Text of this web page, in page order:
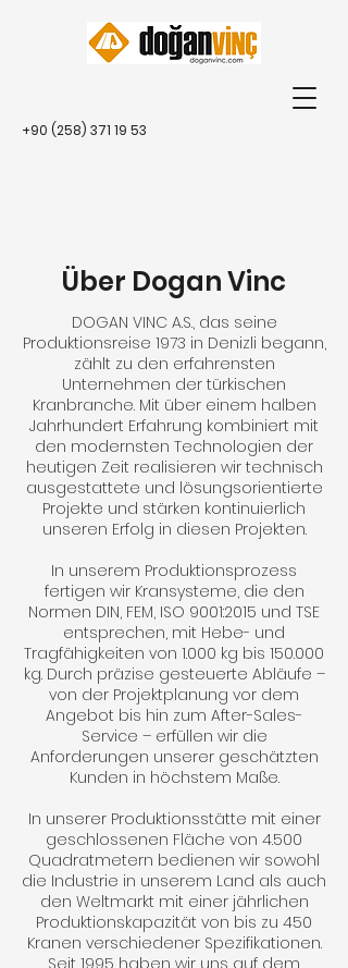
+90 (258) 371 19 53
Über Dogan Vinc
DOGAN VINC A.S., das seine
Produktionsreise 1973 in Denizli begann,
zählt zu den erfahrensten
Unternehmen der türkischen
Kranbranche. Mit über einem halben
Jahrhundert Erfahrung kombiniert mit
den modernsten Technologien der
heutigen Zeit realisieren wir technisch
ausgestattete und lösungsorientierte
Projekte und stärken kontinuierlich
unseren Erfolg in diesen Projekten.
In unserem Produktionsprozess
fertigen wir Kransysteme, die den
Normen DIN, FEM, ISO 9001:2015 und TSE
entsprechen, mit Hebe- und
Tragfähigkeiten von 1.000 kg bis 150.000
kg. Durch präzise gesteuerte Abläufe –
von der Projektplanung vor dem
Angebot bis hin zum After-Sales-
Service – erfüllen wir die
Anforderungen unserer geschätzten
Kunden in höchstem Maße.
In unserer Produktionsstätte mit einer
geschlossenen Fläche von 4.500
Quadratmetern bedienen wir sowohl
die Industrie in unserem Land als auch
den Weltmarkt mit einer jährlichen
Produktionskapazität von bis zu 450
Kranen verschiedener Spezifikationen.
Seit 1995 haben wir uns auf dem